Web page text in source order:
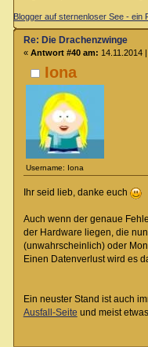
Blogger auf sternenloser See - ein
Iona
Username: Iona
Re: Die Drachenzwinge
« Antwort #40 am: 14.11.2014
Ihr seid lieb, danke euch
Auch wenn der genaue
der Hardware liegen, die
(unwahrscheinlich) oder
Einen Datenverlust wird es
Ein neuster Stand ist auch
Ausfall-Seite und meist